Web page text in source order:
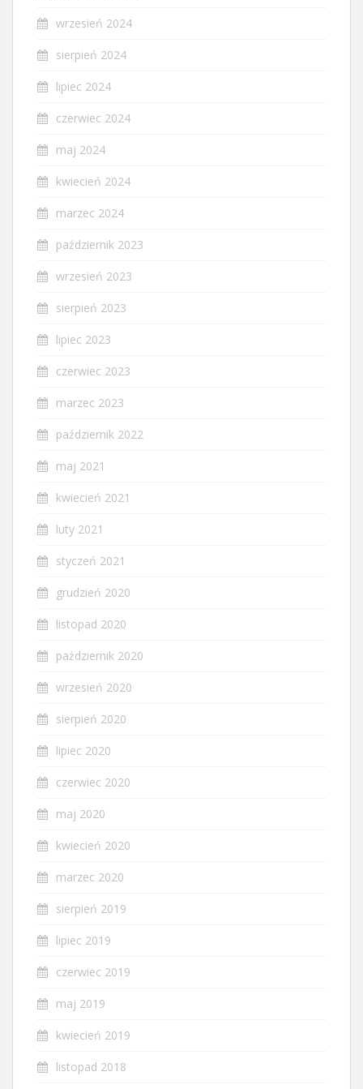
wrzesień 2024
sierpień 2024
lipiec 2024
czerwiec 2024
maj 2024
kwiecień 2024
marzec 2024
październik 2023
wrzesień 2023
sierpień 2023
lipiec 2023
czerwiec 2023
marzec 2023
październik 2022
maj 2021
kwiecień 2021
luty 2021
styczeń 2021
grudzień 2020
listopad 2020
październik 2020
wrzesień 2020
sierpień 2020
lipiec 2020
czerwiec 2020
maj 2020
kwiecień 2020
marzec 2020
sierpień 2019
lipiec 2019
czerwiec 2019
maj 2019
kwiecień 2019
listopad 2018